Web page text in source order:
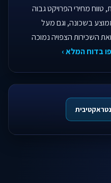
טווח מחירי הפרויקט גבוה
הממוצע בשכונה, וגם מעל
השכירות הצפויה נמוכה
בדוח המלא ›